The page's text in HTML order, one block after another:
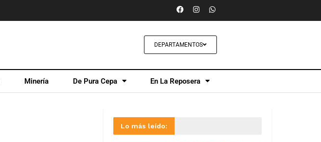
DEPARTAMENTOS
Minería De Pura Cepa En La Reposera
Lo más leído: